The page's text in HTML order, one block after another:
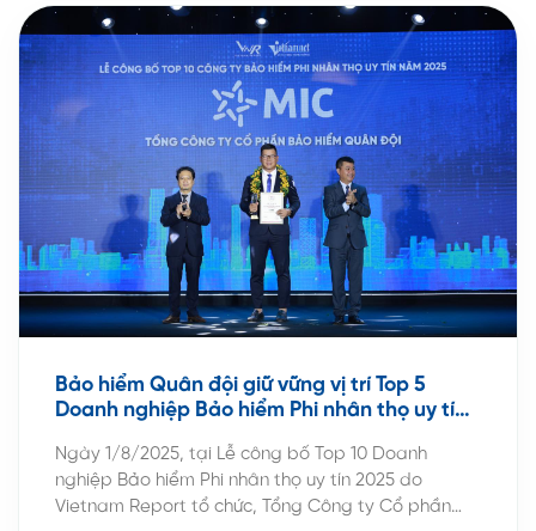
Bảo hiểm Quân đội giữ vững vị trí Top 5
Doanh nghiệp Bảo hiểm Phi nhân thọ uy tín
Ngày 1/8/2025, tại Lễ công bố Top 10 Doanh
nghiệp Bảo hiểm Phi nhân thọ uy tín 2025 do
Vietnam Report tổ chức, Tổng Công ty Cổ phần